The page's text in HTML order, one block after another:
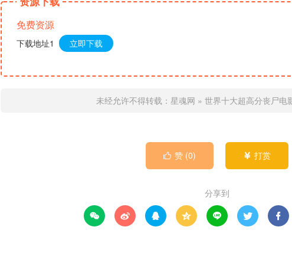
免费资源
下载地址1 立即下载
未经允许不得转载： 星魂网 » 世界十大超高分丧尸电
 赞 (0)  打赏
分享到
      